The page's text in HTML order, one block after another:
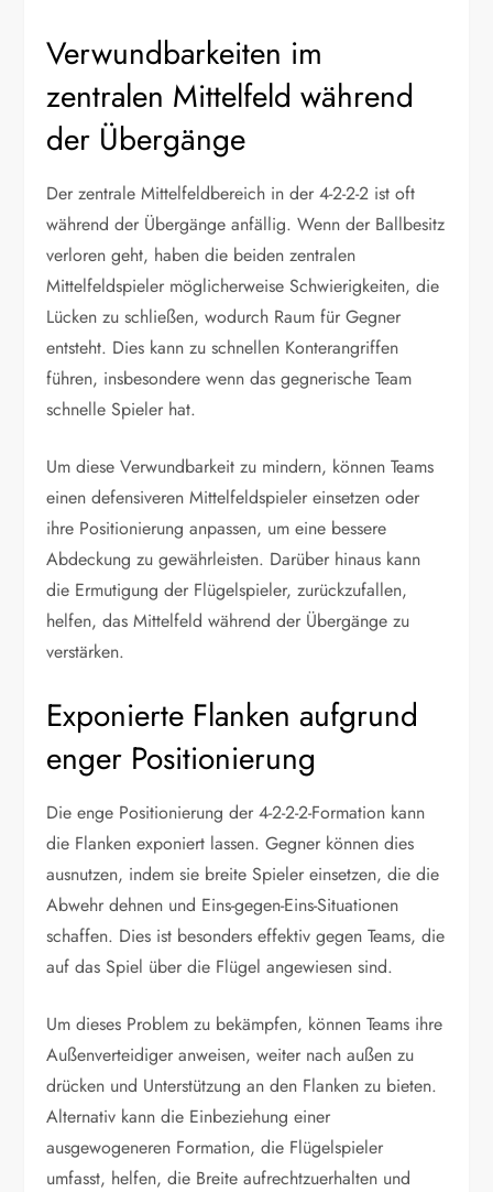
Verwundbarkeiten im
zentralen Mittelfeld während
der Übergänge
Der zentrale Mittelfeldbereich in der 4-2-2-2 ist oft
während der Übergänge anfällig. Wenn der Ballbesitz
verloren geht, haben die beiden zentralen
Mittelfeldspieler möglicherweise Schwierigkeiten, die
Lücken zu schließen, wodurch Raum für Gegner
entsteht. Dies kann zu schnellen Konterangriffen
führen, insbesondere wenn das gegnerische Team
schnelle Spieler hat.
Um diese Verwundbarkeit zu mindern, können Teams
einen defensiveren Mittelfeldspieler einsetzen oder
ihre Positionierung anpassen, um eine bessere
Abdeckung zu gewährleisten. Darüber hinaus kann
die Ermutigung der Flügelspieler, zurückzufallen,
helfen, das Mittelfeld während der Übergänge zu
verstärken.
Exponierte Flanken aufgrund
enger Positionierung
Die enge Positionierung der 4-2-2-2-Formation kann
die Flanken exponiert lassen. Gegner können dies
ausnutzen, indem sie breite Spieler einsetzen, die die
Abwehr dehnen und Eins-gegen-Eins-Situationen
schaffen. Dies ist besonders effektiv gegen Teams, die
auf das Spiel über die Flügel angewiesen sind.
Um dieses Problem zu bekämpfen, können Teams ihre
Außenverteidiger anweisen, weiter nach außen zu
drücken und Unterstützung an den Flanken zu bieten.
Alternativ kann die Einbeziehung einer
ausgewogeneren Formation, die Flügelspieler
umfasst, helfen, die Breite aufrechtzuerhalten und